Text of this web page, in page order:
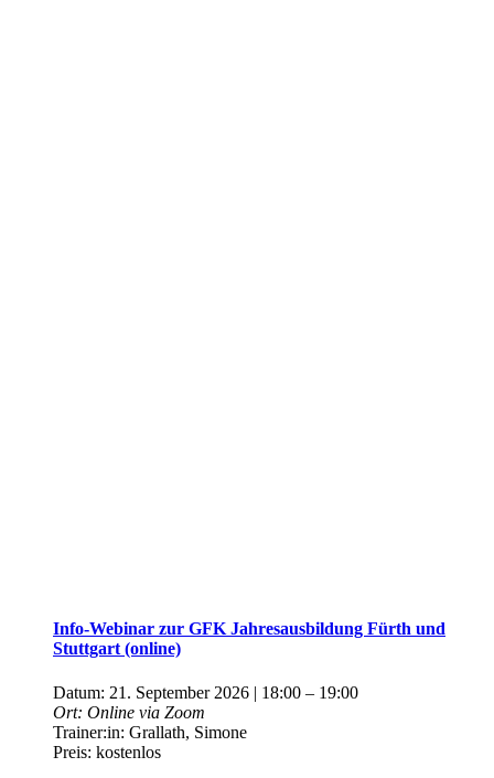
Info-Webinar zur GFK Jahresausbildung Fürth und
Stuttgart (online)
Datum: 21. September 2026 | 18:00 – 19:00
Ort: Online via Zoom
Trainer:in: Grallath, Simone
Preis: kostenlos